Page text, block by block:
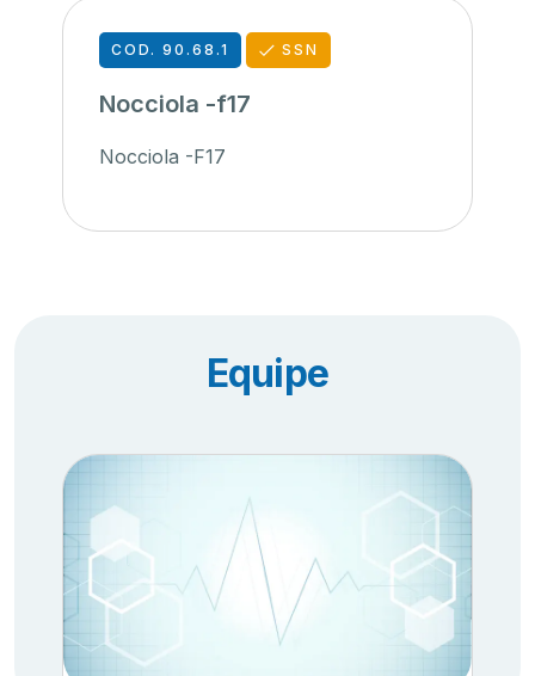
COD. 90.68.1 SSN
Nocciola -f17
Nocciola -F17
Equipe